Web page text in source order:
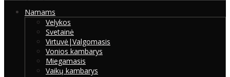
Namams
Velykos
Svetainė
Virtuvė|Valgomasis
Vonios kambarys
Miegamasis
Vaikų kambarys